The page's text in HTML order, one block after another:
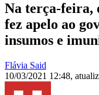
Na terça-feira,
fez apelo ao
insumos e
Flávia Said
10/03/2021 12:48,